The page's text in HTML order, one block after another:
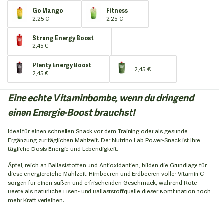
Go Mango
2,25 €
Fitness
2,25 €
Strong Energy Boost
2,45 €
Plenty Energy Boost
2,45 €
2,45 €
Eine echte Vitaminbombe, wenn du dringend
einen Energie-Boost brauchst!
Ideal für einen schnellen Snack vor dem Training oder als gesunde
Ergänzung zur täglichen Mahlzeit. Der Nutrino Lab Power-Snack ist Ihre
tägliche Dosis Energie und Lebendigkeit.
Äpfel, reich an Ballaststoffen und Antioxidantien, bilden die Grundlage für
diese energiereiche Mahlzeit. Himbeeren und Erdbeeren voller Vitamin C
sorgen für einen süßen und erfrischenden Geschmack, während Rote
Beete als natürliche Eisen- und Ballaststoffquelle dieser Kombination noch
mehr Kraft verleihen.